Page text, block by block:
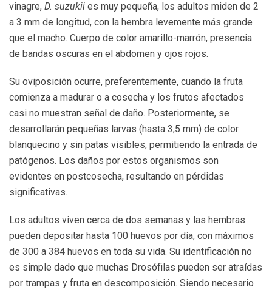
vinagre, D. suzukii es muy pequeña, los adultos miden de 2
a 3 mm de longitud, con la hembra levemente más grande
que el macho. Cuerpo de color amarillo-marrón, presencia
de bandas oscuras en el abdomen y ojos rojos.
Su oviposición ocurre, preferentemente, cuando la fruta
comienza a madurar o a cosecha y los frutos afectados
casi no muestran señal de daño. Posteriormente, se
desarrollarán pequeñas larvas (hasta 3,5 mm) de color
blanquecino y sin patas visibles, permitiendo la entrada de
patógenos. Los daños por estos organismos son
evidentes en postcosecha, resultando en pérdidas
significativas.
Los adultos viven cerca de dos semanas y las hembras
pueden depositar hasta 100 huevos por día, con máximos
de 300 a 384 huevos en toda su vida. Su identificación no
es simple dado que muchas Drosófilas pueden ser atraídas
por trampas y fruta en descomposición. Siendo necesario